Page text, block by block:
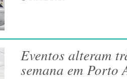
Eventos alteram
semana em Porto